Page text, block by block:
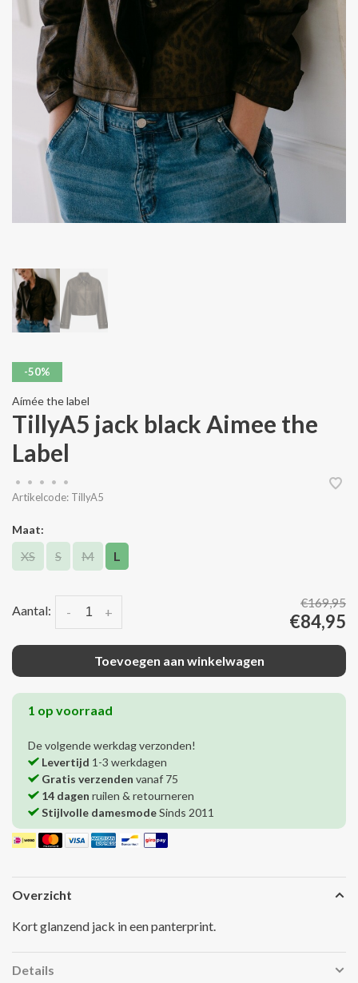
-50%
Aímée the label
TillyA5 jack black Aimee the
Label
• • • •
•
Artikelcode: TillyA5
Maat:
XS S M L
Aantal: +
-
€169,95
€84,95
Toevoegen aan winkelwagen
1 op voorraad
De volgende werkdag verzonden!
Levertijd 1-3 werkdagen
Gratis verzenden vanaf 75
14 dagen ruilen & retourneren
Stijlvolle damesmodeSinds 2011
Overzicht
Kort glanzend jack in een panterprint.
Details